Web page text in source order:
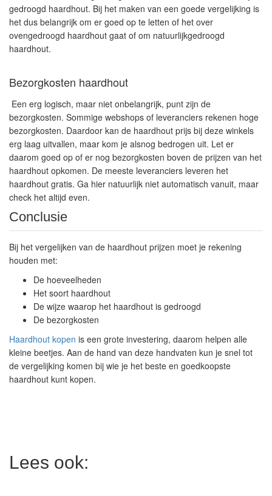
gedroogd haardhout. Bij het maken van een goede vergelijking is
het dus belangrijk om er goed op te letten of het over
ovengedroogd haardhout gaat of om natuurlijkgedroogd
haardhout.
Bezorgkosten haardhout
Een erg logisch, maar niet onbelangrijk, punt zijn de
bezorgkosten. Sommige webshops of leveranciers rekenen hoge
bezorgkosten. Daardoor kan de haardhout prijs bij deze winkels
erg laag uitvallen, maar kom je alsnog bedrogen uit. Let er
daarom goed op of er nog bezorgkosten boven de prijzen van het
haardhout opkomen. De meeste leveranciers leveren het
haardhout gratis. Ga hier natuurlijk niet automatisch vanuit, maar
check het altijd even.
Conclusie
Bij het vergelijken van de haardhout prijzen moet je rekening
houden met:
De hoeveelheden
Het soort haardhout
De wijze waarop het haardhout is gedroogd
De bezorgkosten
Haardhout kopen is een grote investering, daarom helpen alle
kleine beetjes. Aan de hand van deze handvaten kun je snel tot
de vergelijking komen bij wie je het beste en goedkoopste
haardhout kunt kopen.
Lees ook: